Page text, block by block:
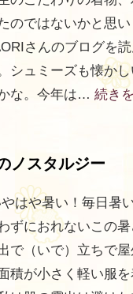
のではないかと思
さんのブログを
シュミーズも懐か
な。今年は… 続き
ノスタルジー
はや暑い！毎日暑
ずにおれないこの
で（いで）立ちで
積が小さく軽い服